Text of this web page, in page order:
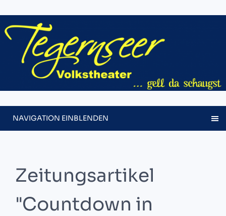
NAVIGATION EINBLENDEN
Zeitungsartikel
"Countdown in